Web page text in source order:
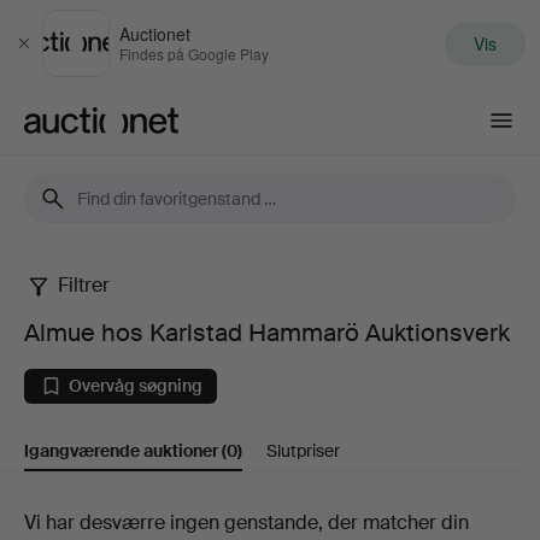
Luk
Auctionet
Findes på Google Play Vis
Almue
hos
Karlstad
Hammarö
Filtrer
Almue hos Karlstad Hammarö Auktionsverk
Overvåg søgning
Igangværende auktioner(0) Slutpriser
Igangværende
Vi har desværre ingen genstande, der matcher din